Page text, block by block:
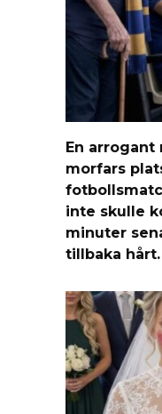
En arrogant
morfars
inte skulle
minuter
tillbaka hårt.